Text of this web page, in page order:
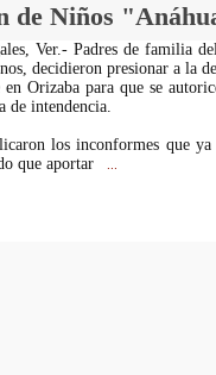
de Niños
Ver.- Padres de familia
decidieron presionar a la
en Orizaba para que se
de intendencia.
los inconformes que
que aportar